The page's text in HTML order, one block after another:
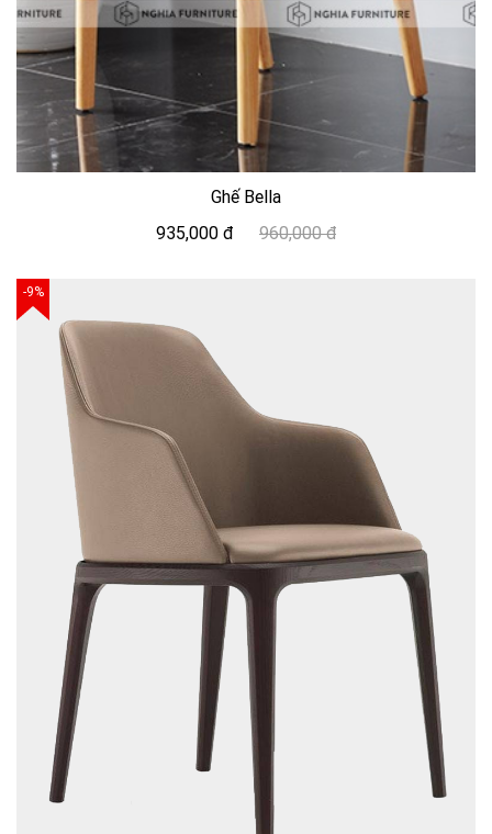
Ghế Bella
935,000 đ
960,000 đ
-9%